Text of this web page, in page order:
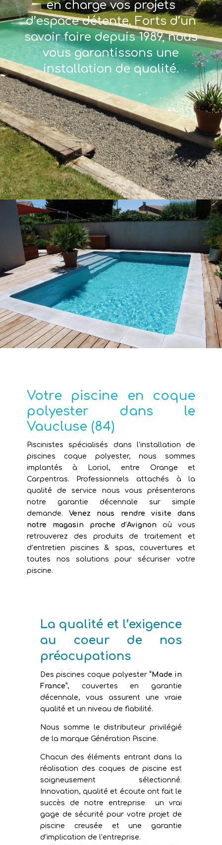
en charge vos projets
d’espace détente. Forts d’un
savoir faire depuis 1989, nous
vous garantissons une
installation de qualité.
Votre piscine en coque
polyester dans le
Vaucluse (84)
Piscinistes spécialisés dans l’installation de
piscines coque polyester, nous sommes
implantés à Loriol, entre Orange et
Carpentras. Professionnels attachés à la
qualité de service nous vous présenterons
notre garantie décennale sur simple
demande.Venez nous rendre visite dans
notre magasin proche d’Avignonoù vous
retrouverez des produits de traitement et
d’entretien piscines & spas, couvertures et
toutes nos solutions pour sécuriser votre
piscine.
La qualité et l’exigence
au coeur de nos
préocupations
Des piscines coque polyester“Made in
France”, couvertes en garantie
décennale, vous assurent une vraie
qualité et un niveau de fiabilité.
Nous somme le distributeur privilégié
de la marque Génération Piscine.
Chacun des éléments entrant dans la
réalisation des coques de piscine est
soigneusement sélectionné.
Innovation, qualité et écoute ont fait le
succès de notre entreprise un vrai
gage de sécurité pour votre projet de
piscine creusée et une garantie
d’implication de l’entreprise.